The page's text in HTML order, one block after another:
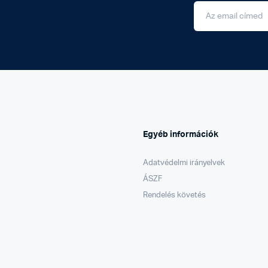
Egyéb információk
Adatvédelmi irányelvek
ÁSZF
Rendelés követés